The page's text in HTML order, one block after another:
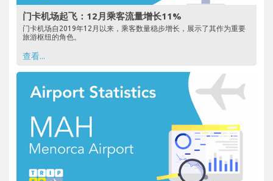
门卡机场起飞：12月乘客流量增长11%
门卡机场自2019年12月以来，乘客数量稳步增长，展示了其作为重要
旅游枢纽的角色。
查看...